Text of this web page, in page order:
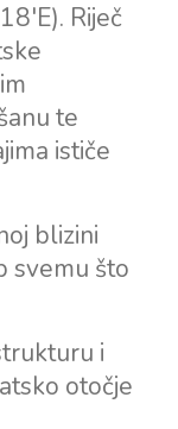
Riječ
te
ističe
blizini
svemu što
i
otočje